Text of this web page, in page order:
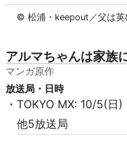
© 松浦・keepout／父は英
アルマちゃんは家族
マンガ原作
放送局・日時
・TOKYO MX: 10/5(日
他5放送局